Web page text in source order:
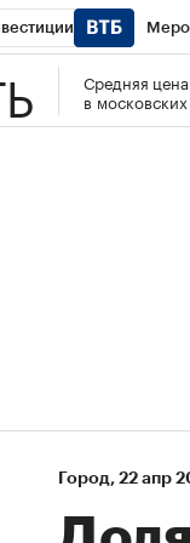
управления РБК
Средняя
в
Город⁠, 22 апр